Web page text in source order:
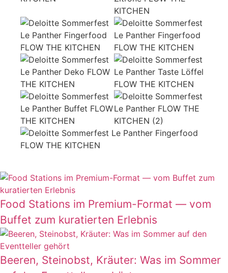
Food Stations im Premium-Format — vom
Buffet zum kuratierten Erlebnis
Beeren, Steinobst, Kräuter: Was im Sommer